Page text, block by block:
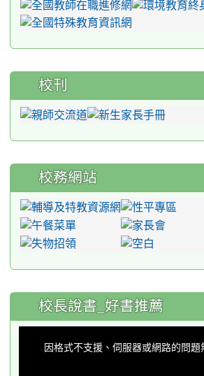
校刊
校務網站
:::
校長說書_好書推薦
因格式不支援、伺服器或網路的問題